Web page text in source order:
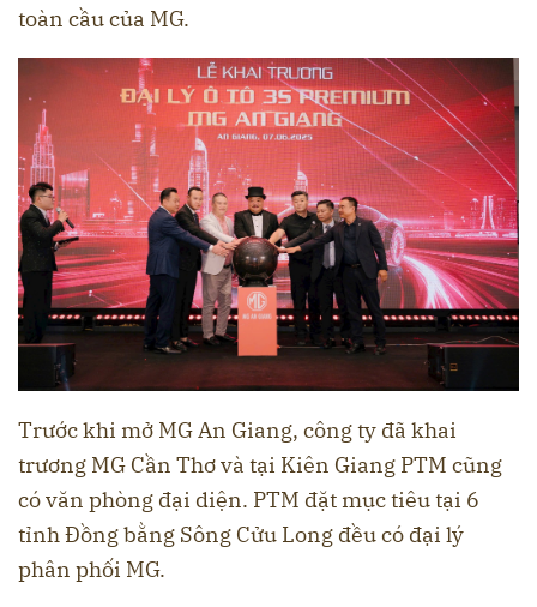
toàn cầu của MG.
Trước khi mở MG An Giang, công ty đã khai
trương MG Cần Thơ và tại Kiên Giang PTM cũng
có văn phòng đại diện. PTM đặt mục tiêu tại 6
tỉnh Đồng bằng Sông Cửu Long đều có đại lý
phân phối MG.